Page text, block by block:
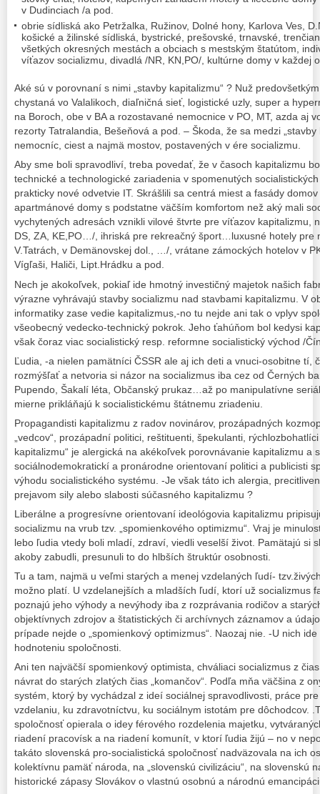
v Dudinciach /a pod.
obrie sídliská ako Petržalka, Ružinov, Dolné hony, Karlova Ves,
košické a žilinské sídliská, bystrické, prešovské, trnavské,
všetkých okresných mestách a obciach s mestským štatútom,
víťazov socializmu, divadlá /NR, KN,PO/, kultúrne domy v každej
Aké sú v porovnaní s nimi „stavby kapitalizmu“ ? Nuž
chystaná vo Valalikoch, diaľničná sieť, logistické uzly, super a
na Boroch, obe v BA a rozostavané nemocnice v PO, MT, azda aj
rezorty Tatralandia, Bešeňová a pod. – Škoda, že sa medzi
nemocníc, ciest a najmä mostov, postavených v ére socializmu.
Aby sme boli spravodliví, treba povedať, že v časoch kapitalizmu
technické a technologické zariadenia v spomenutých
prakticky nové odvetvie IT. Skrášlili sa centrá miest a fasády
apartmánové domy s podstatne väčším komfortom než aký mali
vychytených adresách vznikli vilové štvrte pre víťazov kapitalizmu,
DS, ZA, KE,PO…/, ihriská pre rekreačný šport…luxusné hotely pre
V.Tatrách, v Demänovskej dol., …/, vrátane zámockých hotelov v
Vígľaši, Haliči, Lipt.Hrádku a pod.
Nech je akokoľvek, pokiaľ ide hmotný investičný majetok našich
výrazne vyhrávajú stavby socializmu nad stavbami kapitalizmu. V
informatiky zase vedie kapitalizmus,-no tu nejde ani tak o vplyv
všeobecný vedecko-technický pokrok. Jeho ťahúňom bol kedysi
však čoraz viac socialistický resp. reformne socialistický východ /
Ľudia, -a nielen pamätníci ČSSR ale aj ich deti a vnuci-osobitne tí,
rozmýšľať a netvoria si názor na socializmus iba cez od Černých
Pupendo, Šakalí léta, Občanský prukaz…až po manipulatívne
mierne prikláňajú k socialistickému štátnemu zriadeniu.
Propagandisti kapitalizmu z radov novinárov, prozápadných
„vedcov“, prozápadní politici, reštituenti, špekulanti,
kapitalizmu“ je alergická na akékoľvek porovnávanie kapitalizmu a
sociálnodemokratickí a pronárodne orientovaní politici a publicisti
výhodu socialistického systému. -Je však táto ich alergia,
prejavom sily alebo slabosti súčasného kapitalizmu ?
Liberálne a progresívne orientovaní ideológovia kapitalizmu
socializmu na vrub tzv. „spomienkového optimizmu“. Vraj je
lebo ľudia vtedy boli mladí, zdraví, viedli veselší život. Pamätajú si
akoby zabudli, presunuli to do hlbších štruktúr osobnosti.
Tu a tam, najmä u veľmi starých a menej vzdelaných ľudí-
možno platí. U vzdelanejších a mladších ľudí, ktorí už socializmus
poznajú jeho výhody a nevýhody iba z rozprávania rodičov a
objektívnych zdrojov a štatistických či archívnych záznamov a
prípade nejde o „spomienkový optimizmus“. Naozaj nie. -U nich
hodnoteniu spoločnosti.
Ani ten najväčší spomienkový optimista, chváliaci socializmus z
návrat do starých zlatých čias „komančov“. Podľa mňa väčšina z
systém, ktorý by vychádzal z ideí sociálnej spravodlivosti, práce
vzdelaniu, ku zdravotníctvu, ku sociálnym istotám pre dôchodcov.
spoločnosť opierala o idey férového rozdelenia majetku,
riadení pracovísk a na riadení komunít, v ktorí ľudia žijú – no v
takáto slovenská pro-socialistická spoločnosť nadväzovala na ich
kolektívnu pamäť národa, na „slovenskú civilizáciu“, na slovenskú
historické zápasy Slovákov o vlastnú osobnú a národnú